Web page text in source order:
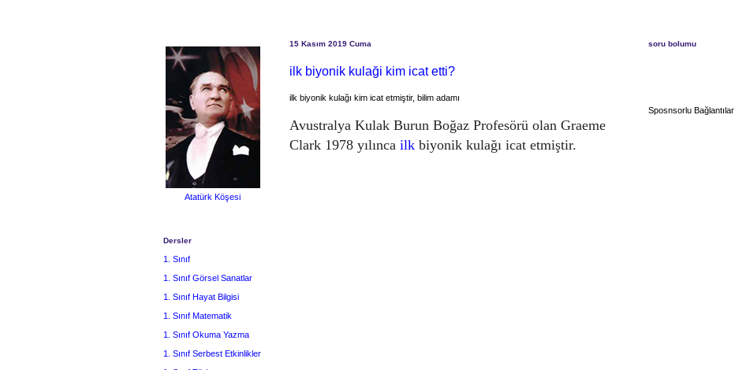
15 Kasım 2019 Cuma
ilk biyonik kulaği kim icat etti?
ilk biyonik kulağı kim icat etmiştir, bilim adamı
Avustralya Kulak Burun Boğaz Profesörü olan Graeme
Clark 1978 yılınca ilk biyonik kulağı icat etmiştir.
Atatürk Köşesi
Dersler
1. Sınıf
1. Sınıf Görsel Sanatlar
1. Sınıf Hayat Bilgisi
1. Sınıf Matematik
1. Sınıf Okuma Yazma
1. Sınıf Serbest Etkinlikler
soru bolumu
Sposnsorlu Bağlantılar